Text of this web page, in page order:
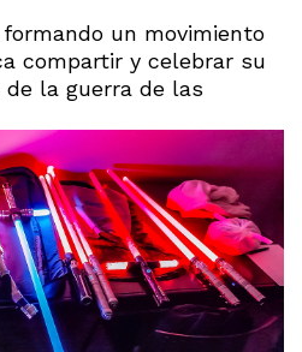
un movimiento
compartir y celebrar su
la guerra de las